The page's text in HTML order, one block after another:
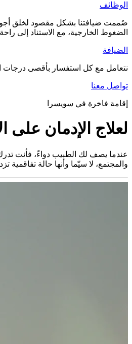
الوظائف
صُممت ضيافتنا بشكل مقصود لخلق أجواء
الضغوط الخارجية، مع الاستناد إلى راحة
الضيافة
نتعامل مع كل استفسار بأقصى درجات
تواصل معنا
إقامة فاخرة في سويسرا
لعلاج الإدمان على
عندما يصف لك الطبيب دواءً، فأنت تدرك
والمجتمع، لا سيّما وأنها حالة تفاقمية